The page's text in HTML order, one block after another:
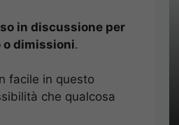
in discussione per
o dimissioni.
facile in questo
che qualcosa